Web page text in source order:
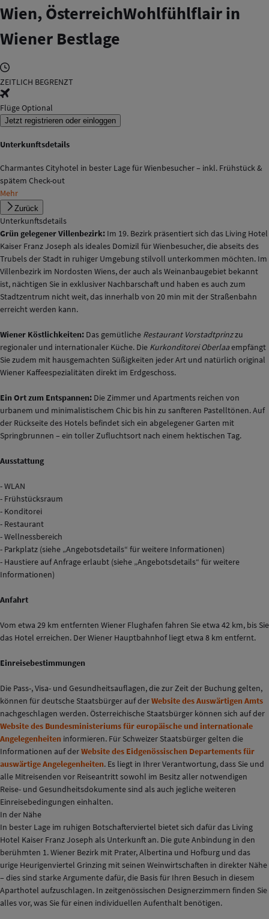
Wien, ÖsterreichWohlfühlflair in
Wiener Bestlage
ZEITLICH BEGRENZT
Flüge Optional
Jetzt registrieren oder einloggen
Unterkunftsdetails
Charmantes Cityhotel in bester Lage für Wienbesucher – inkl. Frühstück &
spätem Check-out
Mehr
Zurück
Unterkunftsdetails
Grün gelegener Villenbezirk: Im 19. Bezirk präsentiert sich das Living Hotel
Kaiser Franz Joseph als ideales Domizil für Wienbesucher, die abseits des
Trubels der Stadt in ruhiger Umgebung stilvoll unterkommen möchten. Im
Villenbezirk im Nordosten Wiens, der auch als Weinanbaugebiet bekannt
ist, nächtigen Sie in exklusiver Nachbarschaft und haben es auch zum
Stadtzentrum nicht weit, das innerhalb von 20 min mit der Straßenbahn
erreicht werden kann.
Wiener Köstlichkeiten: Das gemütliche Restaurant Vorstadtprinzzu
regionaler und internationaler Küche. Die Kurkonditorei Oberlaaempfängt
Sie zudem mit hausgemachten Süßigkeiten jeder Art und natürlich original
Wiener Kaffeespezialitäten direkt im Erdgeschoss.
Ein Ort zum Entspannen: Die Zimmer und Apartments reichen von
urbanem und minimalistischem Chic bis hin zu sanfteren Pastelltönen. Auf
der Rückseite des Hotels befindet sich ein abgelegener Garten mit
Springbrunnen – ein toller Zufluchtsort nach einem hektischen Tag.
Ausstattung
- WLAN
- Frühstücksraum
- Konditorei
- Restaurant
- Wellnessbereich
- Parkplatz (siehe „Angebotsdetails“ für weitere Informationen)
- Haustiere auf Anfrage erlaubt (siehe „Angebotsdetails“ für weitere
Informationen)
Anfahrt
Vom etwa 29 km entfernten Wiener Flughafen fahren Sie etwa 42 km, bis Sie
das Hotel erreichen. Der Wiener Hauptbahnhof liegt etwa 8 km entfernt.
Einreisebestimmungen
Die Pass-, Visa- und Gesundheitsauflagen, die zur Zeit der Buchung gelten,
können für deutsche Staatsbürger auf derWebsite des Auswärtigen Amts
nachgeschlagen werden. Österreichische Staatsbürger können sich auf der
Website des Bundesministeriums für europäische und internationale
Angelegenheiten informieren. Für Schweizer Staatsbürger gelten die
Informationen auf derWebsite des Eidgenössischen Departements für
auswärtige Angelegenheiten. Es liegt in Ihrer Verantwortung, dass Sie und
alle Mitreisenden vor Reiseantritt sowohl im Besitz aller notwendigen
Reise- und Gesundheitsdokumente sind als auch jegliche weiteren
Einreisebedingungen einhalten.
In der Nähe
In bester Lage im ruhigen Botschafterviertel bietet sich dafür das Living
Hotel Kaiser Franz Joseph als Unterkunft an. Die gute Anbindung in den
berühmten 1. Wiener Bezirk mit Prater, Albertina und Hofburg und das
urige Heurigenviertel Grinzing mit seinen Weinwirtschaften in direkter Nähe
– dies sind starke Argumente dafür, die Basis für Ihren Besuch in diesem
Aparthotel aufzuschlagen. In zeitgenössischen Designerzimmern finden Sie
alles vor, was Sie für einen individuellen Aufenthalt benötigen.